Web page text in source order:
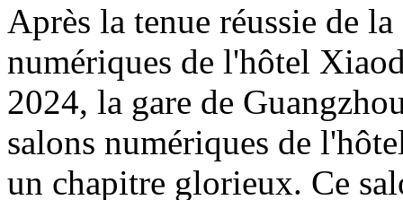
Après la tenue réussie de
numériques de l'hôtel
2024, la gare de
salons numériques de
un chapitre glorieux. Ce